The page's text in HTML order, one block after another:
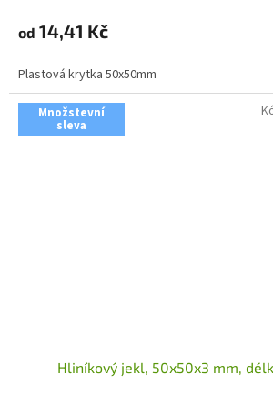
od 14,41 Kč
Plastová krytka 50x50mm
Množstevní
sleva
Hliníkový jekl, 50x50x3 mm,